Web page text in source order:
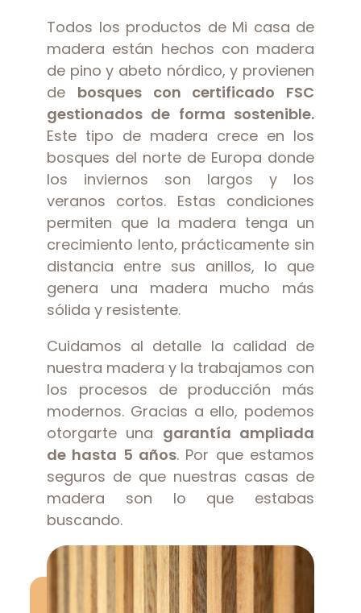
Todos los productos de Mi casa de
madera están hechos con madera
de pino y abeto nórdico, y provienen
de bosques con certificado FSC
gestionados de forma sostenible.
Este tipo de madera crece en los
bosques del norte de Europa donde
los inviernos son largos y los
veranos cortos. Estas condiciones
permiten que la madera tenga un
crecimiento lento, prácticamente sin
distancia entre sus anillos, lo que
genera una madera mucho más
sólida y resistente.
Cuidamos al detalle la calidad de
nuestra madera y la trabajamos con
los procesos de producción más
modernos. Gracias a ello, podemos
otorgarte una garantía ampliada
de hasta 5 años. Por que estamos
seguros de que nuestras casas de
madera son lo que estabas
buscando.